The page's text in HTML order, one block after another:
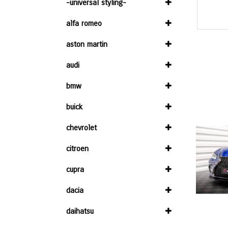
-universal styling-
alfa romeo
aston martin
audi
bmw
buick
chevrolet
citroen
cupra
dacia
daihatsu